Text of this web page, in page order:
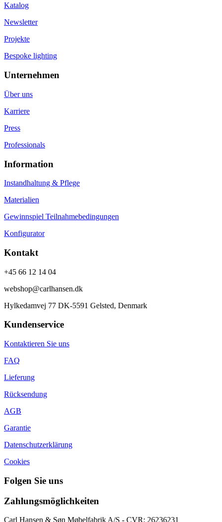
Katalog
Newsletter
Projekte
Bespoke lighting
Unternehmen
Über uns
Karriere
Press
Professionals
Information
Instandhaltung & Pflege
Materialien
Gewinnspiel Teilnahmebedingungen
Konfigurator
Kontakt
+45 66 12 14 04
webshop@carlhansen.dk
Hylkedamvej 77 DK-5591 Gelsted, Denmark
Kundenservice
Kontaktieren Sie uns
FAQ
Lieferung
Rücksendung
AGB
Garantie
Datenschutzerklärung
Cookies
Folgen Sie uns
Zahlungsmöglichkeiten
Carl Hansen & Søn Møbelfabrik A/S - CVR: 26236231